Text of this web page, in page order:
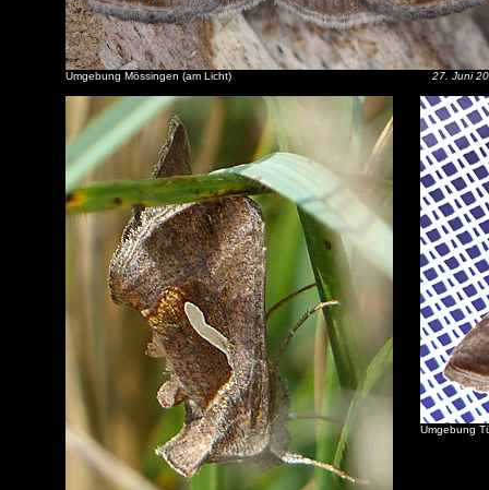
Umgebung Mössingen (am Licht) 27. Juni
Umgebung